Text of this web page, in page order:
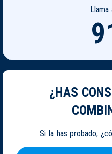
Llama
¿HAS
Si la has probado,